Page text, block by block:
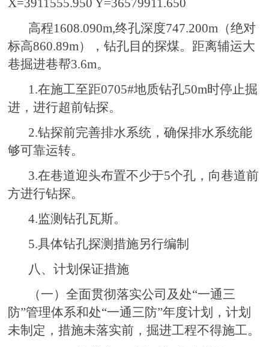
高程1608.090m,终孔深度747.200m（绝对
标高860.89m），钻孔目的探煤。距离辅运大
巷掘进巷帮3.6m。
1.在施工至距0705#地质钻孔50m时停止掘
进，进行超前钻探。
2.钻探前完善排水系统，确保排水系统能
够可靠运转。
3.在巷道迎头布置不少于5个孔，向巷道前
方进行钻探。
4.监测钻孔瓦斯。
5.具体钻孔探测措施另行编制
八、计划保证措施
（一）全面贯彻落实公司及处“一通三
防”管理体系和处“一通三防”年度计划，计划
未制定，措施未落实前，掘进工程不得施工。